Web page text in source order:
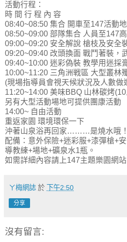
活動行程：
時 間 行 程 內 容
08:40~08:50 集合 開車至147活動
08:50~09:00 部隊集合 人員至147
09:00~09:20 安全解說 槍枝及安全
09:20~09:40 改頭換面 戰鬥著裝，
09:40~10:00 迷彩偽裝 教學用迷採
10:00~11:20 三角洲戦區 大型叢林
(現場指導員會視天候狀況及人數做
11:20~14:00 美味BBQ 山林碳烤
另有大型活動場地可提供團康活動
14:00~ 自由活動
重返家園 環境環保一下
沖著山泉浴再回家………是燒水哦！
配備：意外保險+迷彩服+漆彈槍+
導教練+場地+礦泉水1瓶。
如需詳細內容請上147主題樂園網
ㄚ梅網誌 於 下午2:50
分享
沒有留言: